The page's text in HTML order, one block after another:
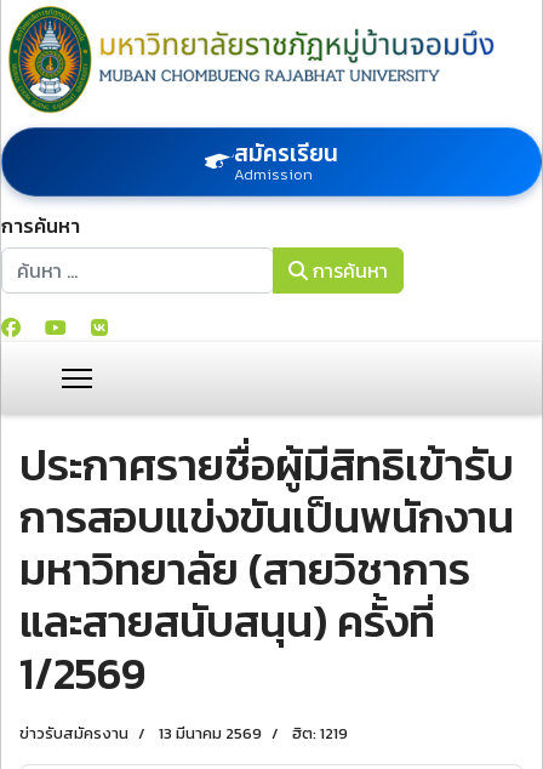
สมัครเรียน
Admission
การค้นหา
การค้นหา
การค้นหา
ประกาศรายชื่อผู้มีสิทธิเข้ารับ
การสอบแข่งขันเป็นพนักงาน
มหาวิทยาลัย (สายวิชาการ
และสายสนับสนุน) ครั้งที่
1/2569
ข่าวรับสมัครงาน 13 มีนาคม 2569 ฮิต: 1219